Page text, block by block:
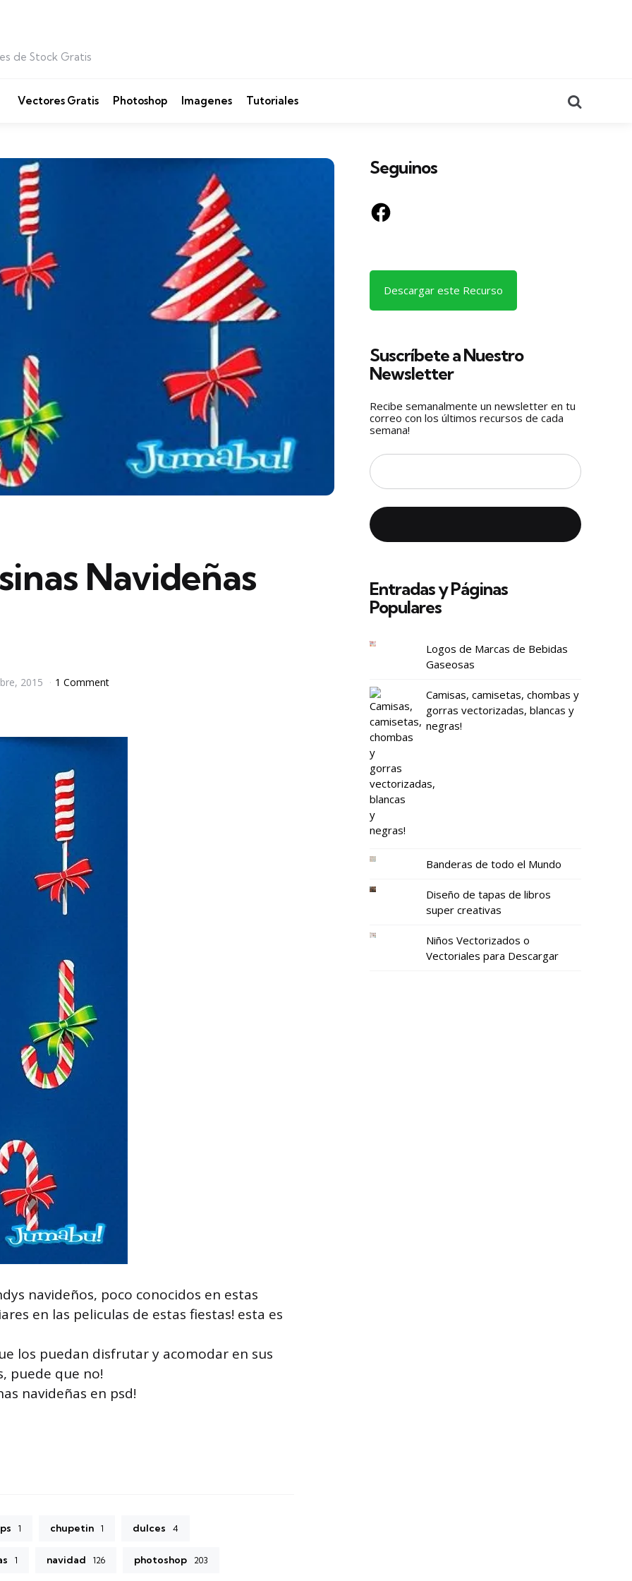
de Stock Gratis
Vectores Gratis Photoshop Imagenes Tutoriales
Navideñas
2015 1 Comment
navideños, poco conocidos en estas
en las peliculas de estas fiestas! esta es
los puedan disfrutar y acomodar en sus
puede que no!
navideñas en psd!
1 chupetin 1 dulces 4
1 navidad 126 photoshop 203
Seguinos
Facebook
Descargar este Recurso
Suscríbete a Nuestro
Newsletter
Recibe semanalmente un newsletter en tu
correo con los últimos recursos de cada
semana!
Entradas y Páginas
Populares
Logos de Marcas de Bebidas
Gaseosas
Camisas, camisetas, chombas y
gorras vectorizadas, blancas y
negras!
Banderas de todo el Mundo
Diseño de tapas de libros
super creativas
Niños Vectorizados o
Vectoriales para Descargar